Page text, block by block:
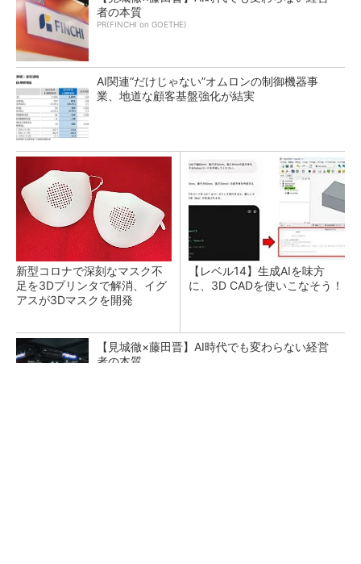
者の本質
PR(FINCHI on GOETHE)
AI関連“だけじゃない”オムロンの制御機器事
業、地道な顧客基盤強化が結実
新型コロナで深刻なマスク不
足を3Dプリンタで解消、イグ
アスが3Dマスクを開発
【レベル14】生成AIを味方
に、3D CADを使いこなそう！
【見城徹×藤田晋】AI時代でも変わらない経営
者の本質